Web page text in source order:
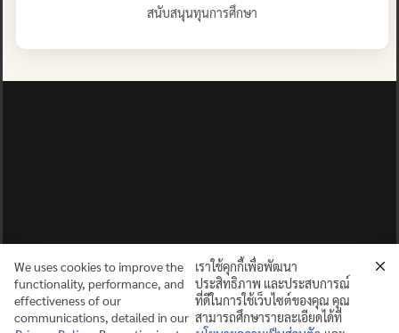
สนับสนุนทุนการศึกษา
We uses cookies to improve the
functionality, performance, and
effectiveness of our
communications, detailed in our
เราใช้คุกกี้เพื่อพัฒนา
ประสิทธิภาพ และประสบการณ์
ที่ดีในการใช้เว็บไซต์ของคุณ คุณ
สามารถศึกษารายละเอียดได้ที่